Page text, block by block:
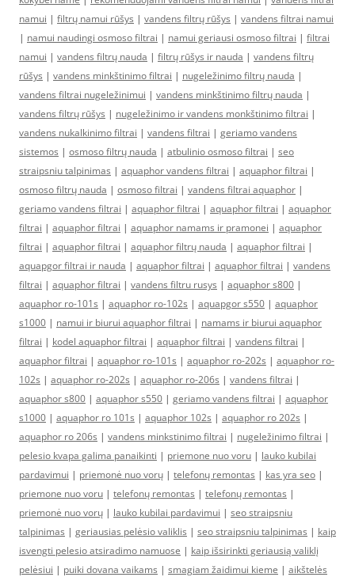
namui | filtrų namui rūšys | vandens filtrų rūšys | vandens filtrai namui
| namui naudingi osmoso filtrai | namui geriausi osmoso filtrai | filtrai
namui | vandens filtrų nauda | filtrų rūšys ir nauda | vandens filtrų
rūšys | vandens minkštinimo filtrai | nugeležinimo filtrų nauda |
vandens filtrai nugeležinimui | vandens minkštinimo filtrų nauda |
vandens filtrų rūšys | nugeležinimo ir vandens monkštinimo filtrai |
vandens nukalkinimo filtrai | vandens filtrai | geriamo vandens
sistemos | osmoso filtrų nauda | atbulinio osmoso filtrai | seo
straipsniu talpinimas | aquaphor vandens filtrai | aquaphor filtrai |
osmoso filtrų nauda | osmoso filtrai | vandens filtrai aquaphor |
geriamo vandens filtrai | aquaphor filtrai | aquaphor filtrai | aquaphor
filtrai | aquaphor filtrai | aquaphor namams ir pramonei | aquaphor
filtrai | aquaphor filtrai | aquaphor filtrų nauda | aquaphor filtrai |
aquapgor filtrai ir nauda | aquaphor filtrai | aquaphor filtrai | vandens
filtrai | aquaphor filtrai | vandens filtru rusys | aquaphor s800 |
aquaphor ro-101s | aquaphor ro-102s | aquapgor s550 | aquaphor
s1000 | namui ir biurui aquaphor filtrai | namams ir biurui aquaphor
filtrai | kodel aquaphor filtrai | aquaphor filtrai | vandens filtrai |
aquaphor filtrai | aquaphor ro-101s | aquaphor ro-202s | aquaphor ro-
102s | aquaphor ro-202s | aquaphor ro-206s | vandens filtrai |
aquaphor s800 | aquaphor s550 | geriamo vandens filtrai | aquaphor
s1000 | aquaphor ro 101s | aquaphor 102s | aquaphor ro 202s |
aquaphor ro 206s | vandens minkstinimo filtrai | nugeležinimo filtrai |
pelesio kvapa galima panaikinti | priemone nuo voru | lauko kubilai
pardavimui | priemonė nuo vorų | telefonų remontas | kas yra seo |
priemone nuo voru | telefonų remontas | telefonų remontas |
priemonė nuo vorų | lauko kubilai pardavimui | seo straipsniu
talpinimas | geriausias pelėsio valiklis | seo straipsniu talpinimas | kaip
isvengti pelesio atsiradimo namuose | kaip išsirinkti geriausią valiklį
pelėsiui | puiki dovana vaikams | smagiam žaidimui kieme | aikštelės